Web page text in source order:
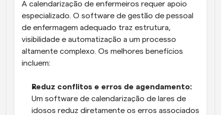
A calendarização de enfermeiros requer apoio
especializado. O software de gestão de pessoal
de enfermagem adequado traz estrutura,
visibilidade e automatização a um processo
altamente complexo. Os melhores benefícios
incluem:
Reduz conflitos e erros de agendamento:
Um software de calendarização de lares de
idosos reduz diretamente os erros associados